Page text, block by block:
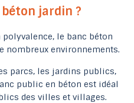
jardin ?
polyvalence, le banc béton
nombreux environnements.
parcs, les jardins publics,
public en béton est idéal
des villes et villages.